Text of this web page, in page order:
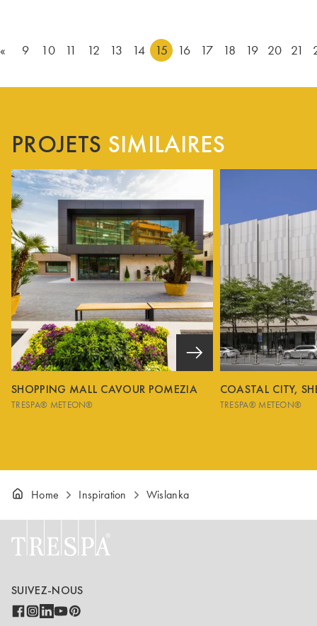
« 9 10 11 12 13 14 15 16 17 18 19 20 21
PROJETS SIMILAIRES
SHOPPING MALL CAVOUR POMEZIA
TRESPA® METEON®
COASTAL CITY,
TRESPA® METEON®
Home Inspiration Wislanka
SUIVEZ-NOUS